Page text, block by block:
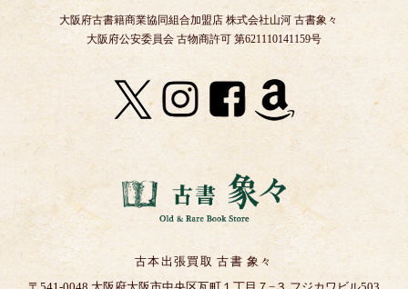
大阪府古書籍商業協同組合加盟店 株式会社山河 古書象々
大阪府公安委員会 古物商許可 第621110141159号
古本出張買取 古書 象々